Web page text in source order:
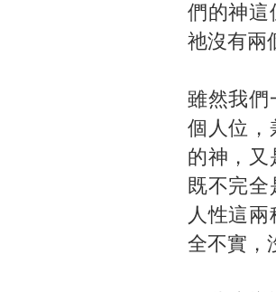
們的神這
祂沒有兩
雖然我們
個人位，
的神，又
既不完
人性這
全不實，